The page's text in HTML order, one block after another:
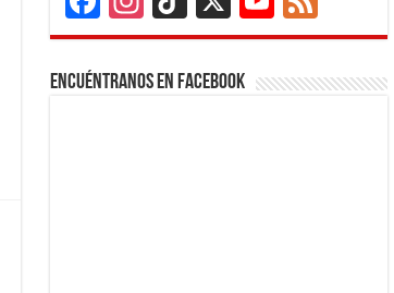
Channel
Encuéntranos en Facebook